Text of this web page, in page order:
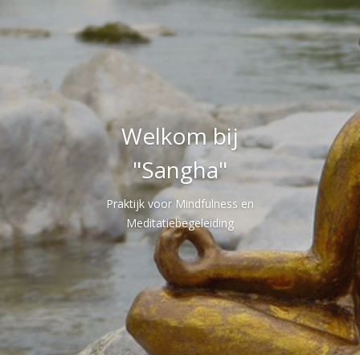
Welkom bij
"Sangha"
Praktijk voor Mindfulness en
Meditatiebegeleiding